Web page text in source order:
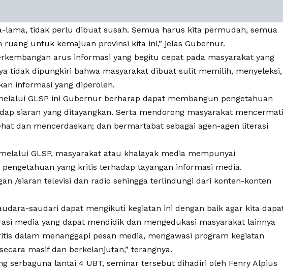
lama, tidak perlu dibuat susah. Semua harus kita permudah, semua
ruang untuk kemajuan provinsi kita ini,” jelas Gubernur.
arus informasi yang begitu cepat pada masyarakat yang
tidak dipungkiri bahwa masyarakat dibuat sulit memilih, menyeleksi,
informasi yang diperoleh.
GLSP ini Gubernur berharap dapat membangun pengetahuan
siaran yang ditayangkan. Serta mendorong masyarakat mencermati
dan mencerdaskan; dan bermartabat sebagai agen-agen literasi
GLSP, masyarakat atau khalayak media mempunyai
yang kritis terhadap tayangan informasi media.
/siaran televisi dan radio sehingga terlindungi dari konten-konten
saudari dapat mengikuti kegiatan ini dengan baik agar kita
media yang dapat mendidik dan mengedukasi masyarakat lainnya
dalam menanggapi pesan media, mengawasi program kegiatan
masif dan berkelanjutan,” terangnya.
serbaguna lantai 4 UBT, seminar tersebut dihadiri oleh Fenry Alpius